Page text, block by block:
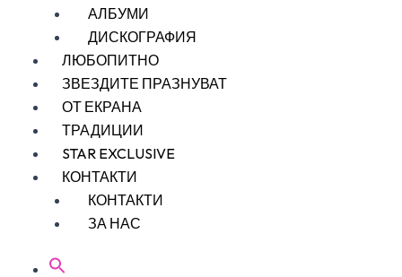
АЛБУМИ
ДИСКОГРАФИЯ
ЛЮБОПИТНО
ЗВЕЗДИТЕ ПРАЗНУВАТ
ОТ ЕКРАНА
ТРАДИЦИИ
STAR EXCLUSIVE
КОНТАКТИ
КОНТАКТИ
ЗА НАС